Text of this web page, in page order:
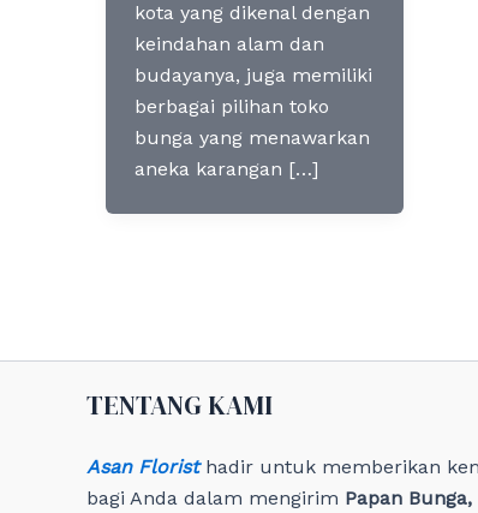
kota yang dikenal dengan
keindahan alam dan
budayanya, juga memiliki
berbagai pilihan toko
bunga yang menawarkan
aneka karangan […]
TENTANG KAMI
Asan Floristhadir untuk memberikan
bagi Anda dalam mengirim Papan